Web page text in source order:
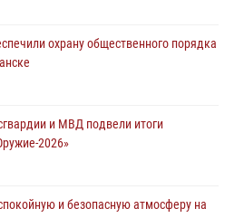
нарушений правопорядка не
охрану общественного порядка
и МВД подвели итоги
и безопасную атмосферу на